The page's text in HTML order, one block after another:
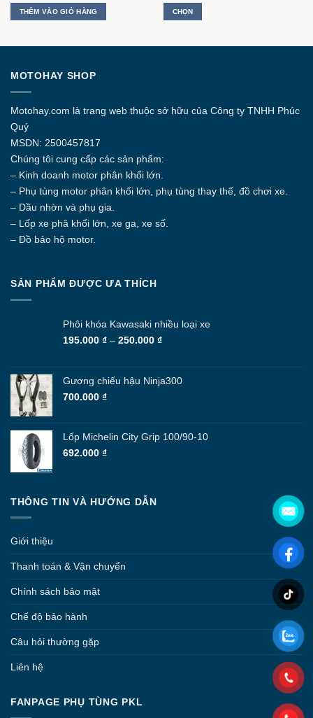
THÊM VÀO GIỎ HÀNG CHỌN
thể.
có
được
chọn
trang
MOTOHAY SHOP
Motohay.com là trang web thuộc sở hữu của Công ty TNHH Phúc
Quý
MSDN: 2500457817
Chúng tôi cung cấp các sản phẩm:
– Kinh doanh motor phân khối lớn.
– Phụ tùng motor phân khối lớn, phụ tùng thay thế, đồ chơi xe.
– Dầu nhờn và phụ gia.
– Lốp xe phâ khối lớn, xe ga, xe số.
– Đồ bảo hộ motor.
SẢN PHẨM ĐƯỢC ƯA THÍCH
Phôi khóa Kawasaki nhiều loại xe
195.000 ₫ – 250.000 ₫Khoảng
195.000 ₫
Gương chiếu hậu Ninja300
700.000 ₫
Lốp Michelin City Grip 100/90-10
692.000 ₫
THÔNG TIN VÀ HƯỚNG DẪN
Giới thiệu
Thanh toán & Vận chuyển
Chính sách bảo mật
Chế độ bảo hành
Câu hỏi thường gặp
Liên hệ
FANPAGE PHỤ TÙNG PKL